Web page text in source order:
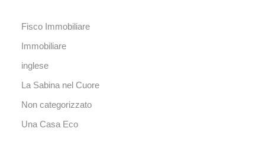
Fisco Immobiliare
Immobiliare
inglese
La Sabina nel Cuore
Non categorizzato
Una Casa Eco